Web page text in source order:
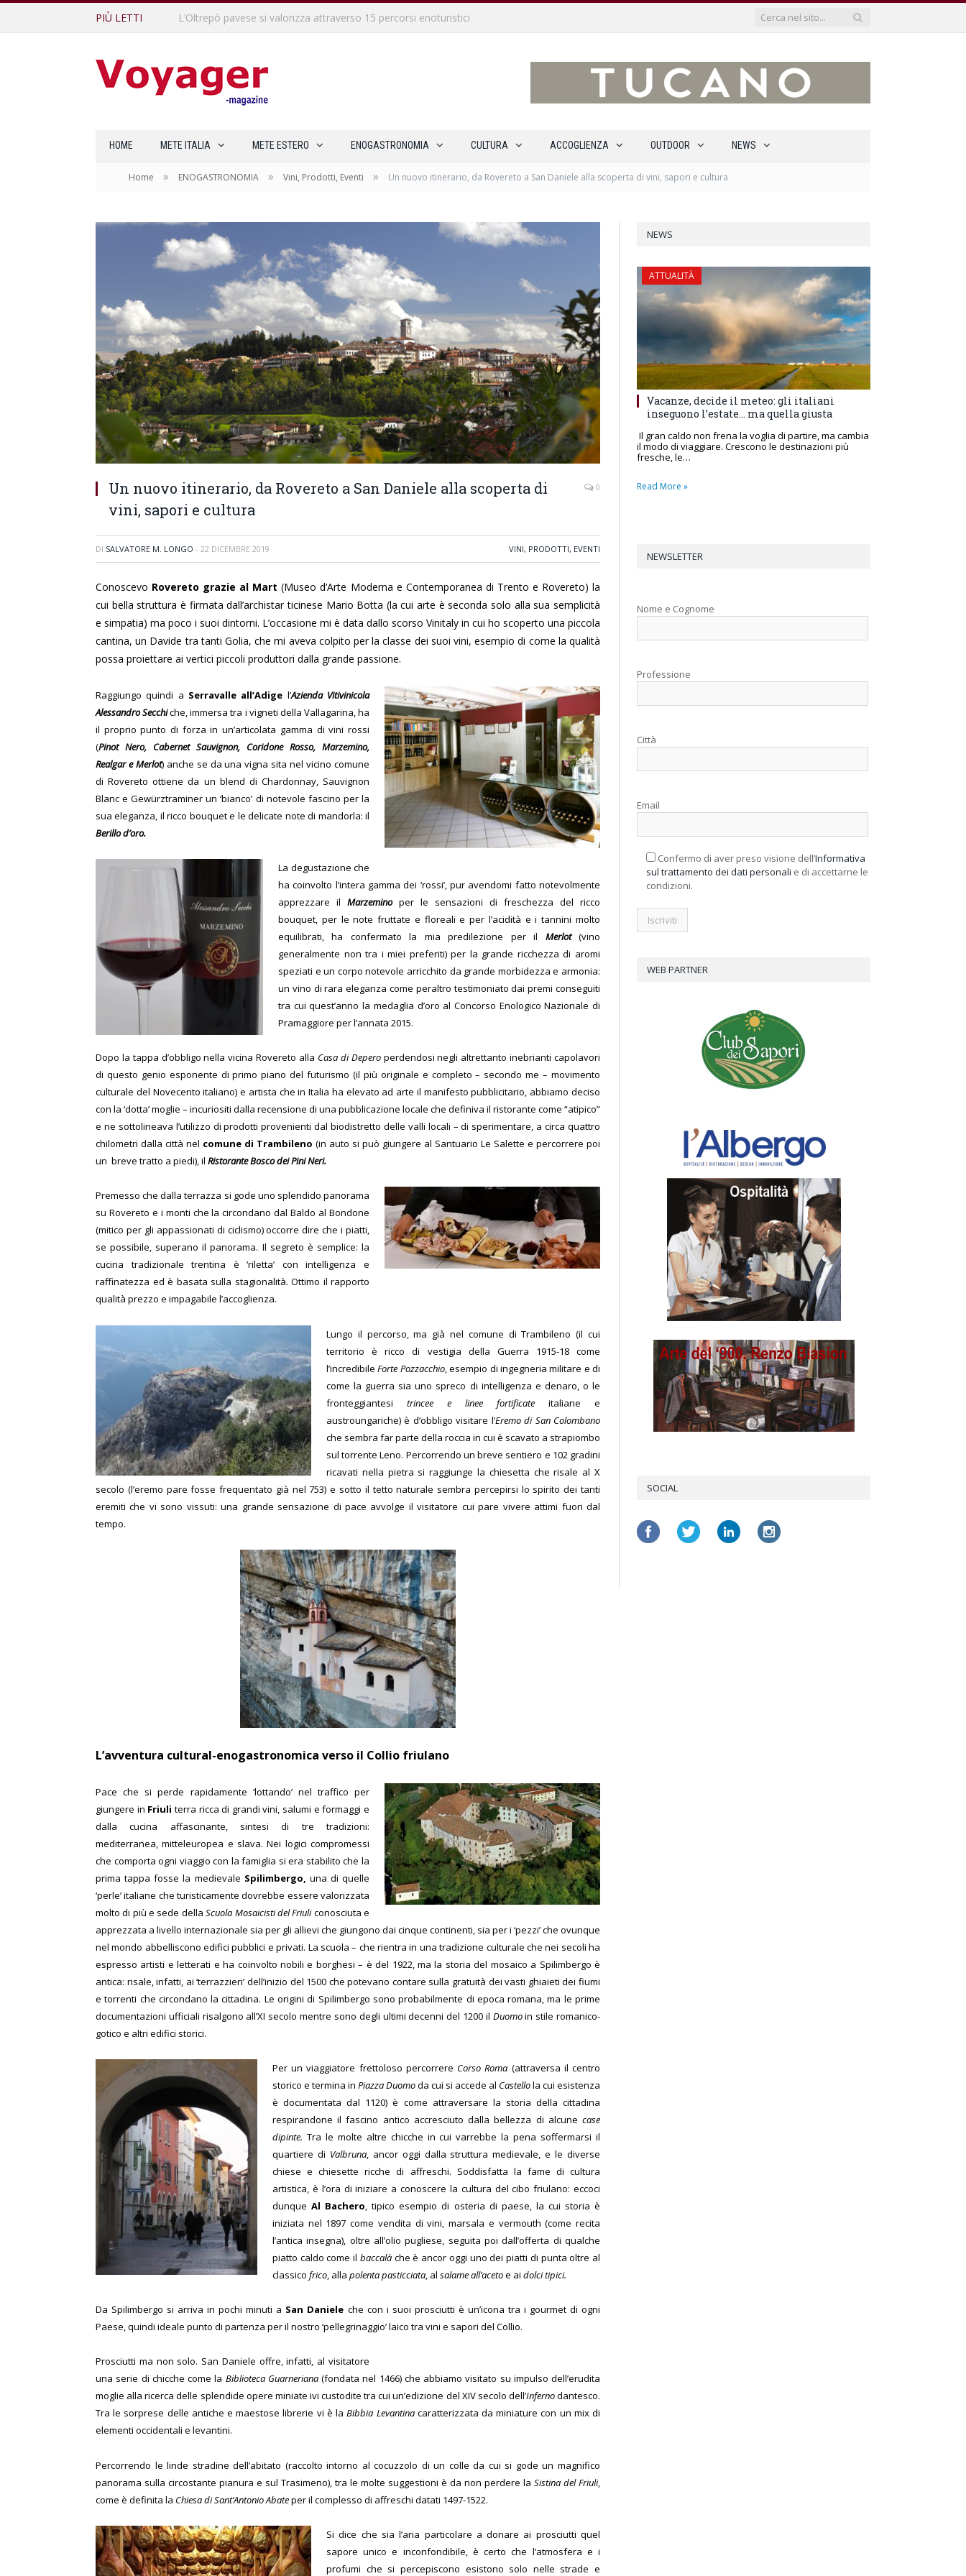
PIÙ LETTI
HOME METE ITALIA METE ESTERO ENOGASTRONOMIA CULTURA ACCOGLIENZA OUTDOOR NEWS
Home » ENOGASTRONOMIA » Vini, Prodotti, Eventi » Un nuovo itinerario, da Rovereto a San Daniele alla scoperta di vini, sapori e cultura
Un nuovo itinerario, da Rovereto a San Daniele alla scoperta di
vini, sapori e cultura
0
DI SALVATORE M. LONGO - 22 DICEMBRE 2019 VINI, PRODOTTI, EVENTI
Conoscevo Rovereto grazie al Mart (Museo d’Arte Moderna e Contemporanea di Trento e Rovereto) la
cui bella struttura è firmata dall’archistar ticinese Mario Botta (la cui arte è seconda solo alla sua semplicità
e simpatia) ma poco i suoi dintorni. L’occasione mi è data dallo scorso Vinitaly in cui ho scoperto una piccola
cantina, un Davide tra tanti Golia, che mi aveva colpito per la classe dei suoi vini, esempio di come la qualità
possa proiettare ai vertici piccoli produttori dalla grande passione.
Raggiungo quindi a Serravalle all’Adige l’Azienda Vitivinicola
Alessandro Secchiche, immersa tra i vigneti della Vallagarina, ha
il proprio punto di forza in un’articolata gamma di vini rossi
(Pinot Nero, Cabernet Sauvignon, Coridone Rosso, Marzemino,
Realgar e Merlot) anche se da una vigna sita nel vicino comune
di Rovereto ottiene da un blend di Chardonnay, Sauvignon
Blanc e Gewürztraminer un ‘bianco’ di notevole fascino per la
sua eleganza, il ricco bouquet e le delicate note di mandorla: il
Berillo d’oro.
La degustazione che
ha coinvolto l’intera gamma dei ‘rossi’, pur avendomi fatto notevolmente
apprezzare il Marzemino per le sensazioni di freschezza del ricco
bouquet, per le note fruttate e floreali e per l’acidità e i tannini molto
equilibrati, ha confermato la mia predilezione per il Merlot(vino
generalmente non tra i miei preferiti) per la grande ricchezza di aromi
speziati e un corpo notevole arricchito da grande morbidezza e armonia:
un vino di rara eleganza come peraltro testimoniato dai premi conseguiti
tra cui quest’anno la medaglia d’oro al Concorso Enologico Nazionale di
Pramaggiore per l’annata 2015.
Dopo la tappa d’obbligo nella vicina Rovereto alla Casa di Deperoperdendosi negli altrettanto inebrianti capolavori
di questo genio esponente di primo piano del futurismo (il più originale e completo – secondo me – movimento
culturale del Novecento italiano) e artista che in Italia ha elevato ad arte il manifesto pubblicitario, abbiamo deciso
con la ‘dotta’ moglie – incuriositi dalla recensione di una pubblicazione locale che definiva il ristorante come “atipico”
e ne sottolineava l’utilizzo di prodotti provenienti dal biodistretto delle valli locali – di sperimentare, a circa quattro
chilometri dalla città nel comune di Trambileno (in auto si può giungere al Santuario Le Salette e percorrere poi
un breve tratto a piedi), il Ristorante Bosco dei Pini Neri.
Premesso che dalla terrazza si gode uno splendido panorama
su Rovereto e i monti che la circondano dal Baldo al Bondone
(mitico per gli appassionati di ciclismo) occorre dire che i piatti,
se possibile, superano il panorama. Il segreto è semplice: la
cucina tradizionale trentina è ‘riletta’ con intelligenza e
raffinatezza ed è basata sulla stagionalità. Ottimo il rapporto
qualità prezzo e impagabile l’accoglienza.
Lungo il percorso, ma già nel comune di Trambileno (il cui
territorio è ricco di vestigia della Guerra 1915-18 come
l’incredibileForte Pozzacchio, esempio di ingegneria militare e di
come la guerra sia uno spreco di intelligenza e denaro, o le
fronteggiantesi trincee e linee fortificate italiane e
austroungariche) è d’obbligo visitare l’Eremo di San Colombano
che sembra far parte della roccia in cui è scavato a strapiombo
sul torrente Leno. Percorrendo un breve sentiero e 102 gradini
ricavati nella pietra si raggiunge la chiesetta che risale al X
secolo (l’eremo pare fosse frequentato già nel 753) e sotto il tetto naturale sembra percepirsi lo spirito dei tanti
eremiti che vi sono vissuti: una grande sensazione di pace avvolge il visitatore cui pare vivere attimi fuori dal
tempo.
L’avventura cultural-enogastronomica verso il Collio friulano
Pace che si perde rapidamente ‘lottando’ nel traffico per
giungere in Friuli terra ricca di grandi vini, salumi e formaggi e
dalla cucina affascinante, sintesi di tre tradizioni:
mediterranea, mitteleuropea e slava.Nei logici compromessi
che comporta ogni viaggio con la famiglia si era stabilito che la
prima tappa fosse la medievale Spilimbergo, una di quelle
‘perle’ italiane che turisticamente dovrebbe essere valorizzata
molto di più e sede dellaScuola Mosaicisti del Friuliconosciuta e
apprezzata a livello internazionale sia per gli allievi che giungono dai cinque continenti, sia per i ‘pezzi’ che ovunque
nel mondo abbelliscono edifici pubblici e privati. La scuola – che rientra in una tradizione culturale che nei secoli ha
espresso artisti e letterati e ha coinvolto nobili e borghesi – è del 1922, ma la storia del mosaico a Spilimbergo è
antica: risale, infatti, ai ‘terrazzieri’ dell’inizio del 1500 che potevano contare sulla gratuità dei vasti ghiaieti dei fiumi
e torrenti che circondano la cittadina. Le origini di Spilimbergo sono probabilmente di epoca romana, ma le prime
documentazioni ufficiali risalgono all’XI secolo mentre sono degli ultimi decenni del 1200 il Duomoin stile romanico-
gotico e altri edifici storici.
Per un viaggiatore frettoloso percorrere Corso Roma (attraversa il centro
storico e termina in PiazzaDuomoda cui si accede al Castellola cui esistenza
è documentata dal 1120) è come attraversare la storia della cittadina
respirandone il fascino antico accresciuto dalla bellezza di alcune case
dipinte. Tra le molte altre chicche in cui varrebbe la pena soffermarsi il
quartiere di Valbruna, ancor oggi dalla struttura medievale, e le diverse
chiese e chiesette ricche di affreschi. Soddisfatta la fame di cultura
artistica, è l’ora di iniziare a conoscere la cultura del cibo friulano: eccoci
dunqueAl Bachero, tipico esempio di osteria di paese, la cui storia è
iniziata nel 1897 come vendita di vini, marsala e vermouth (come recita
l’antica insegna), oltre all’olio pugliese, seguita poi dall’offerta di qualche
piatto caldo come il baccalàche è ancor oggi uno dei piatti di punta oltre al
classico frico, alla polenta pasticciata, al salame all’acetoe ai dolci tipici.
Da Spilimbergo si arriva in pochi minuti a San Daniele che con i suoi prosciutti è un’icona tra i gourmet di ogni
Paese, quindi ideale punto di partenza per il nostro ‘pellegrinaggio’ laico tra vini e sapori del Collio.
Prosciutti ma non solo. San Daniele offre, infatti, al visitatore
una serie di chicche come la Biblioteca Guarneriana (fondata nel 1466) che abbiamo visitato su impulso dell’erudita
moglie alla ricerca delle splendide opere miniate ivi custodite tra cui un’edizione del XIV secolo dell’Infernodantesco.
Tra le sorprese delle antiche e maestose librerie vi è laBibbia Levantina caratterizzata da miniature con un mix di
elementi occidentali e levantini.
Percorrendo le linde stradine dell’abitato (raccolto intorno al cocuzzolo di un colle da cui si gode un magnifico
panorama sulla circostante pianura e sul Trasimeno), tra le molte suggestioni è da non perdere la Sistina del Friuli,
come è definita la Chiesa di Sant’Antonio Abateper il complesso di affreschi datati 1497-1522.
Si dice che sia l’aria particolare a donare ai prosciutti quel
sapore unico e inconfondibile, è certo che l’atmosfera e i
profumi che si percepiscono esistono solo nelle strade e
NEWS
ATTUALITÀ
Vacanze, decide il meteo: gli italiani
inseguono l’estate… ma quella giusta
Il gran caldo non frena la voglia di partire, ma cambia
il modo di viaggiare. Crescono le destinazioni più
fresche, le…
Read More »
NEWSLETTER
Nome e Cognome
Professione
Città
Email
Confermo di aver preso visione dell’Informativa
sul trattamento dei dati personali e di accettarne le
condizioni.
WEB PARTNER
SOCIAL